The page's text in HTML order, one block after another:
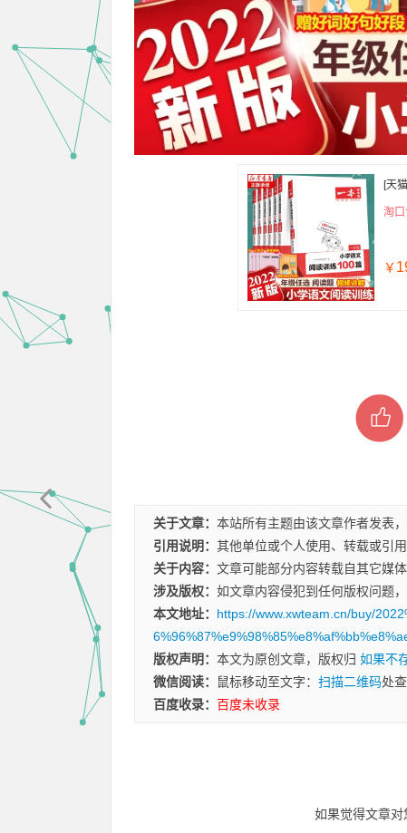
[天
淘口
￥
关于文章： 本站所有主题由该文章作者发表
引用说明： 其他单位或个人使用、转载或引
关于内容： 文章可能部分内容转载自其它媒
涉及版权： 如文章内容侵犯到任何版权问题
本文地址： https://www.xwteam.cn/buy/
版权声明： 本文为原创文章，版权归 如果不
微信阅读：
鼠标移动至文字： 扫描二维码处
百度收录： 百度未收录
如果觉得文章对